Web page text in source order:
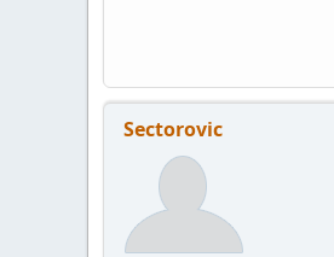
Sectorovic